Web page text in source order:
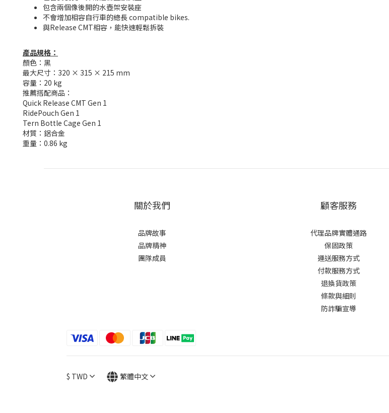
包含兩個像後開的水壺架安裝座
不會增加相容自行車的總長 compatible bikes.
與Release CMT相容，能快速輕鬆拆裝
產品規格：
顏色：黑
最大尺寸：320 × 315 × 215 mm
容量：20 kg
推薦搭配商品：
Quick Release CMT Gen 1
RidePouch Gen 1
Tern Bottle Cage Gen 1
材質：鋁合金
重量：0.86 kg
關於我們
品牌故事
品牌精神
團隊成員
顧客服務
代理品牌實體通路
保固政策
運送服務方式
付款服務方式
退換貨政策
條款與細則
防詐騙宣導
$ TWD 繁體中文